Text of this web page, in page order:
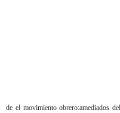
de el movimiento obrero:amediados